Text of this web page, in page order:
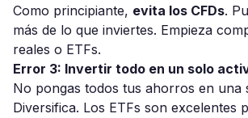
Como principiante, evita los CFDs.
más de lo que inviertes. Empieza
reales o ETFs.
Error 3: Invertir todo en un solo
No pongas todos tus ahorros en una
Diversifica. Los ETFs son excelentes